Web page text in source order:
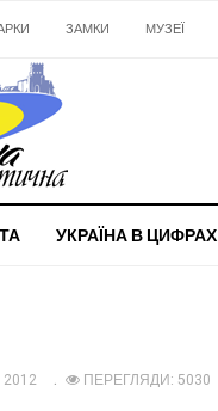
ЗАМКИ МУЗЕЇ
УКРАЇНА В ЦИФРАХ
ПЕРЕГЛЯДИ: 5030